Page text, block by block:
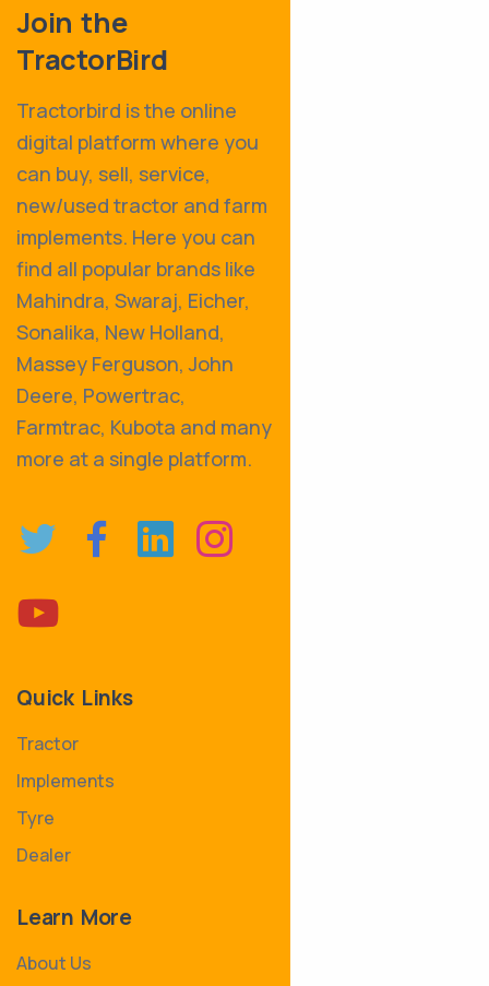
Join the
TractorBird
Tractorbird is the online
digital platform where you
can buy, sell, service,
new/used tractor and farm
implements. Here you can
find all popular brands like
Mahindra, Swaraj, Eicher,
Sonalika, New Holland,
Massey Ferguson, John
Deere, Powertrac,
Farmtrac, Kubota and many
more at a single platform.
Quick Links
Tractor
Implements
Tyre
Dealer
Learn More
About Us